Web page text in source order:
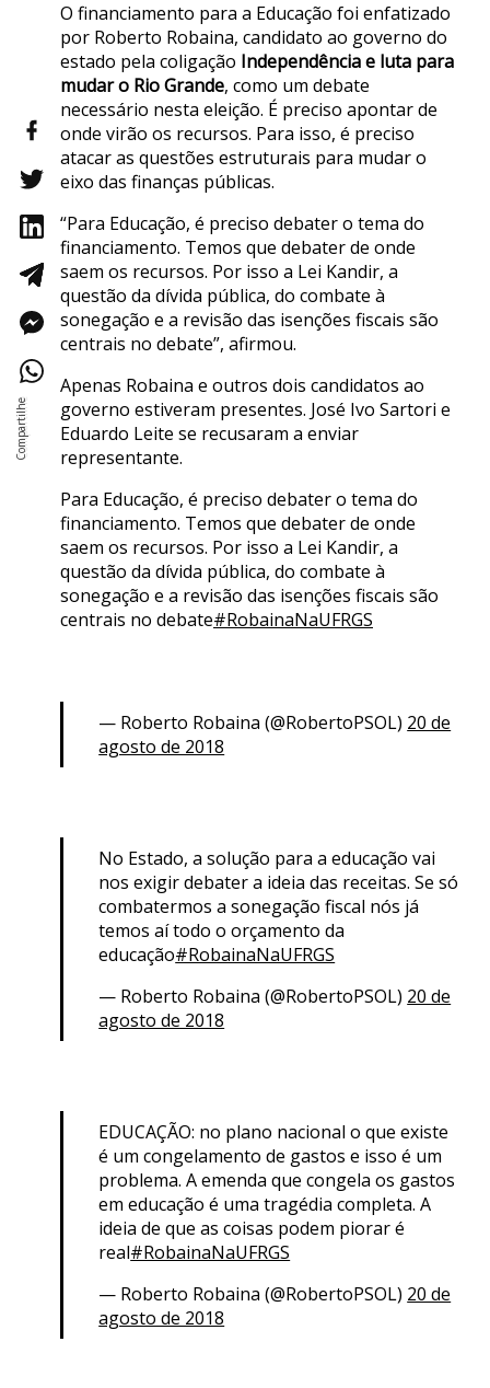
O financiamento para a Educação foi enfatizado
por Roberto Robaina, candidato ao governo do
estado pela coligação Independência e luta para
mudar o Rio Grande, como um debate
necessário nesta eleição. É preciso apontar de
onde virão os recursos. Para isso, é preciso
atacar as questões estruturais para mudar o
eixo das finanças públicas.
“Para Educação, é preciso debater o tema do
financiamento. Temos que debater de onde
saem os recursos. Por isso a Lei Kandir, a
questão da dívida pública, do combate à
sonegação e a revisão das isenções fiscais são
centrais no debate”, afirmou.
Apenas Robaina e outros dois candidatos ao
governo estiveram presentes. José Ivo Sartori e
Eduardo Leite se recusaram a enviar
representante.
Para Educação, é preciso debater o tema do
financiamento. Temos que debater de onde
saem os recursos. Por isso a Lei Kandir, a
questão da dívida pública, do combate à
sonegação e a revisão das isenções fiscais são
centrais no debate#RobainaNaUFRGS
— Roberto Robaina (@RobertoPSOL) 20 de
agosto de 2018
No Estado, a solução para a educação vai
nos exigir debater a ideia das receitas. Se só
combatermos a sonegação fiscal nós já
temos aí todo o orçamento da
educação#RobainaNaUFRGS
— Roberto Robaina (@RobertoPSOL) 20 de
agosto de 2018
EDUCAÇÃO: no plano nacional o que existe
é um congelamento de gastos e isso é um
problema. A emenda que congela os gastos
em educação é uma tragédia completa. A
ideia de que as coisas podem piorar é
real#RobainaNaUFRGS
— Roberto Robaina (@RobertoPSOL) 20 de
agosto de 2018